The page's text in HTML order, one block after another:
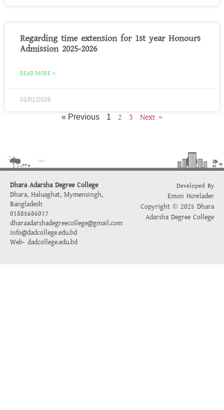
Regarding time extension for 1st year Honours
Admission 2025-2026
READ MORE »
01/01/2026
« Previous 1 2 3 Next »
Dhara Adarsha Degree College
Dhara, Haluaghat, Mymensingh,
Bangladesh
01885686017
dharaadarshadegreecollege@gmail.com
info@dadcollege.edu.bd
Web- dadcollege.edu.bd
Developed By
Emon Howlader
Copyright © 2025 Dhara
Adarsha Degree College